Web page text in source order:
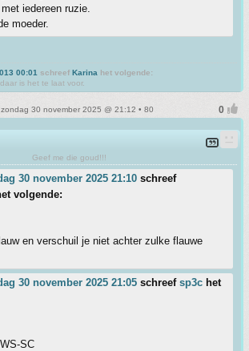
iedereen ruzie.
moeder.
00:01 schreef Karina het volgende:
is het te laat voor.
zondag 30 november 2025 @ 21:12 • 80
Geef me die goud!!!
30 november 2025 21:10 schreef
volgende:
en verschuil je niet achter zulke flauwe
30 november 2025 21:05 schreef sp3c het
SC